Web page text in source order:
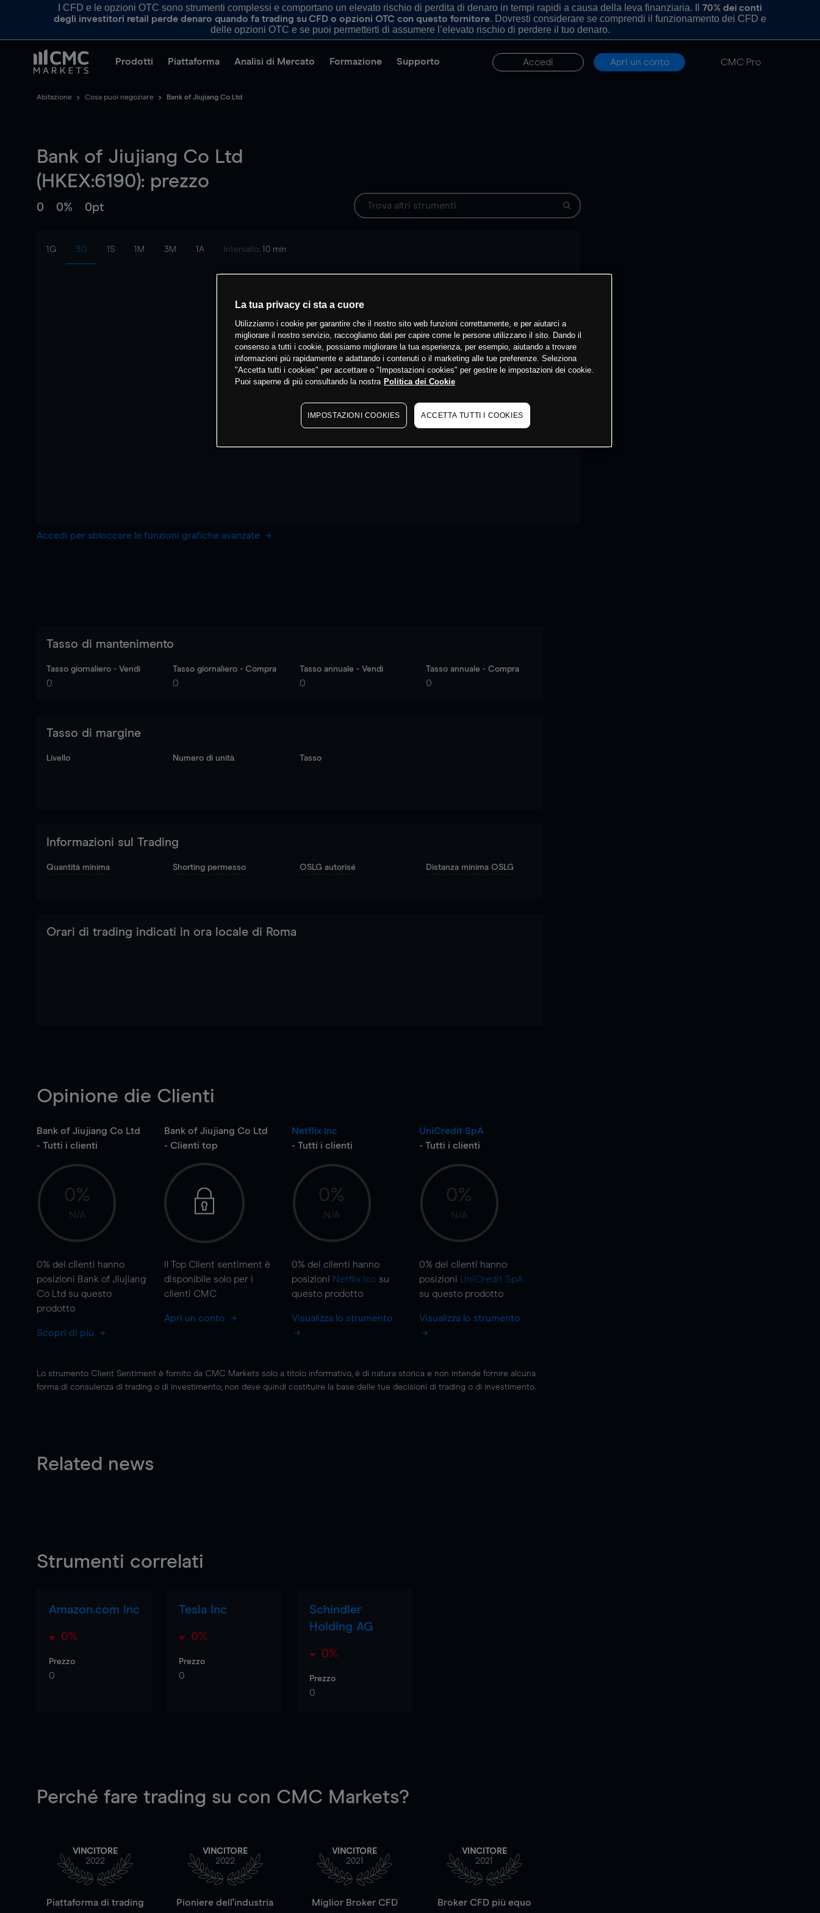
I CFD e le opzioni OTC sono strumenti complessi e comportano un elevato rischio di perdita di denaro in tempi rapidi a causa della leva finanziaria. Il 70% dei conti
degli investitori retail perde denaro quando fa trading su CFD o opzioni OTC con questo fornitore. Dovresti considerare se comprendi il funzionamento dei CFD e
delle opzioni OTC e se puoi permetterti di assumere l’elevato rischio di perdere il tuo denaro.
Prodotti Piattaforma Analisi di Mercato Formazione Supporto Accedi Apri un conto CMC Pro
Abitazione Cosa puoi negoziare Bank of Jiujiang Co Ltd
Bank of Jiujiang Co Ltd
(HKEX:6190): prezzo
0 0% 0pt
1G 3G 1S 1M 3M 1A Intervallo: 10 min
Accedi per sbloccare le funzioni grafiche avanzate
Tasso di mantenimento
Tasso giornaliero - Vendi
0
Tasso giornaliero - Compra
0
Tasso annuale - Vendi
0
Tasso annuale - Compra
0
Tasso di margine
Livello Numero di unità Tasso
Informazioni sul Trading
Quantità minima Shorting permesso OSLG autorisé Distanza minima OSLG
Orari di trading indicati in ora locale di Roma
Opinione die Clienti
Bank of Jiujiang Co Ltd
- Tutti i clienti
0%
N/A
0% dei clienti hanno
posizioni Bank of Jiujiang
Co Ltd su questo
prodotto
Scopri di più
Bank of Jiujiang Co Ltd
- Clienti top
Il Top Client sentiment è
disponibile solo per i
clienti CMC
Apri un conto
Netflix Inc
- Tutti i clienti
0%
N/A
0% dei clienti hanno
posizioni Netflix Inc su
questo prodotto
Visualizza lo strumento
UniCredit SpA
- Tutti i clienti
0%
N/A
0% dei clienti hanno
posizioni UniCredit SpA
su questo prodotto
Visualizza lo strumento
Lo strumento Client Sentiment è fornito da CMC Markets solo a titolo informativo, è di natura storica e non intende fornire alcuna
forma di consulenza di trading o di investimento; non deve quindi costituire la base delle tue decisioni di trading o di investimento.
Related news
Strumenti correlati
Amazon.com Inc
0%
Prezzo
0
Tesla Inc
0%
Prezzo
0
Schindler
Holding AG
0%
Prezzo
0
Perché fare trading su con CMC Markets?
VINCITORE
2022
Piattaforma di trading
VINCITORE
2022
Pioniere dell'industria
VINCITORE
2021
Miglior Broker CFD
VINCITORE
2021
Broker CFD più equo
La tua privacy ci sta a cuore
Utilizziamo i cookie per garantire che il nostro sito web funzioni correttamente, e per aiutarci a
migliorare il nostro servizio, raccogliamo dati per capire come le persone utilizzano il sito. Dando il
consenso a tutti i cookie, possiamo migliorare la tua esperienza, per esempio, aiutando a trovare
informazioni più rapidamente e adattando i contenuti o il marketing alle tue preferenze. Seleziona
"Accetta tutti i cookies" per accettare o "Impostazioni cookies" per gestire le impostazioni dei cookie.
Puoi saperne di più consultando la nostra Politica dei Cookie
IMPOSTAZIONI COOKIES ACCETTA TUTTI I COOKIES